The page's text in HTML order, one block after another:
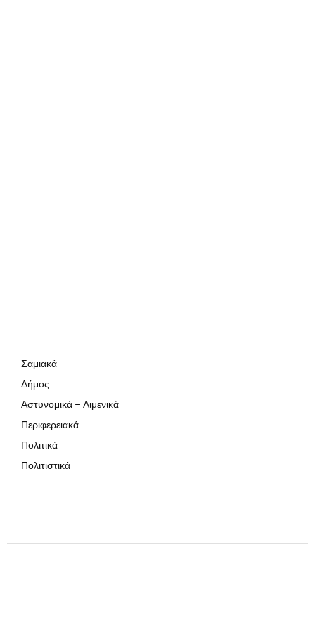
Σαμιακά
Δήμος
Αστυνομικά – Λιμενικά
Περιφερειακά
Πολιτικά
Πολιτιστικά